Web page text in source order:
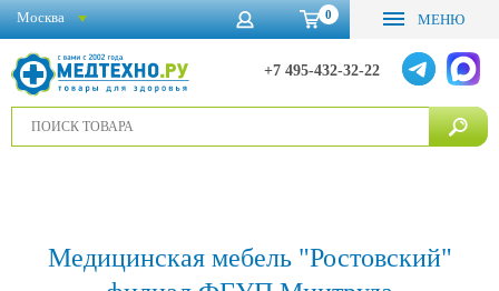
0 МЕНЮ
+7 495-432-32-22
Москва
Медицинская мебель "Ростовский"